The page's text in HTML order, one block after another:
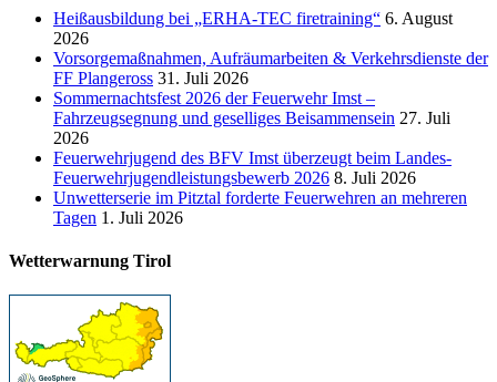
Heißausbildung bei „ERHA-TEC firetraining“ 6. August
2026
Vorsorgemaßnahmen, Aufräumarbeiten & Verkehrsdienste der
FF Plangeross 31. Juli 2026
Sommernachtsfest 2026 der Feuerwehr Imst –
Fahrzeugsegnung und geselliges Beisammensein 27. Juli
2026
Feuerwehrjugend des BFV Imst überzeugt beim Landes-
Feuerwehrjugendleistungsbewerb 2026 8. Juli 2026
Unwetterserie im Pitztal forderte Feuerwehren an mehreren
Tagen 1. Juli 2026
Wetterwarnung Tirol